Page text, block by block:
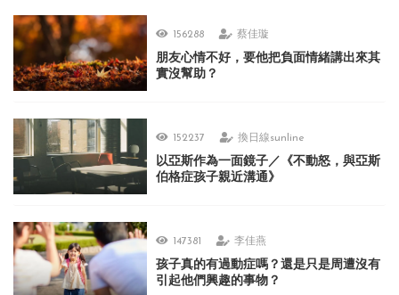
156288 蔡佳璇
朋友心情不好，要他把負面情緒講出來其
實沒幫助？
152237 換日線sunline
以亞斯作為一面鏡子／《不動怒，與亞斯
伯格症孩子親近溝通》
147381 李佳燕
孩子真的有過動症嗎？還是只是周遭沒有
引起他們興趣的事物？